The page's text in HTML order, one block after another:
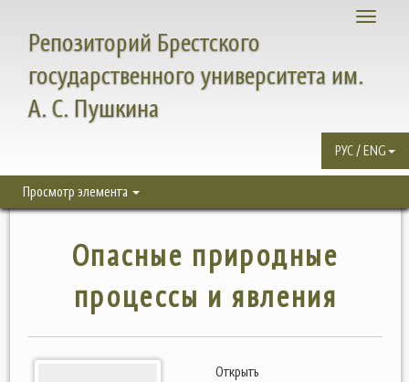
Toggle
Репозиторий Брестского
государственного университета им.
А. С. Пушкина
РУС / ENG
Просмотр элемента
Опасные природные
процессы и явления
Открыть